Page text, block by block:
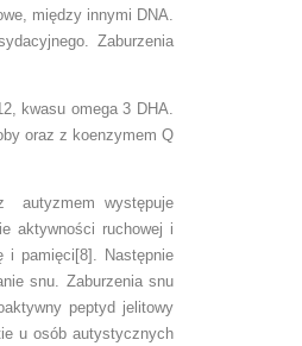
między innymi DNA.
Zaburzenia
kwasu omega 3 DHA.
oraz z koenzymem Q
autyzmem występuje
aktywności ruchowej i
i pamięci[8]. Następnie
snu. Zaburzenia snu
peptyd jelitowy
u osób autystycznych